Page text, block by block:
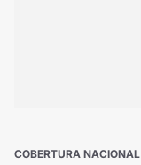
COBERTURA NACIONAL